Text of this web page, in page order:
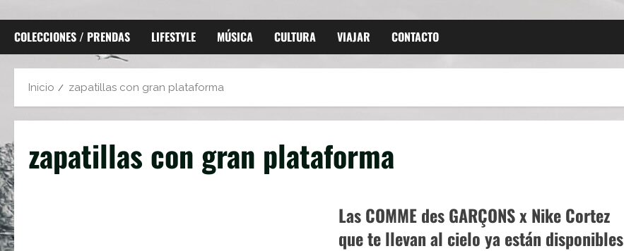
COLECCIONES / PRENDAS LIFESTYLE MÚSICA CULTURA VIAJAR CONTACTO
Inicio zapatillas con gran plataforma
zapatillas con gran plataforma
Las COMME des GARÇONS x Nike Cortez
que te llevan al cielo ya están disponibles